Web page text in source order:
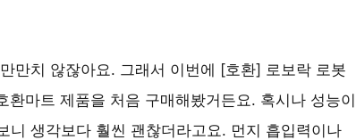
만치 않잖아요. 그래서 이번에 [호환] 로보락 로봇
마트 제품을 처음 구매해봤거든요. 혹시나 성능이
니 생각보다 훨씬 괜찮더라고요. 먼지 흡입력이나